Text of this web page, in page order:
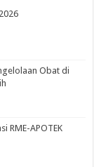
Obat di
RME-APOTEK